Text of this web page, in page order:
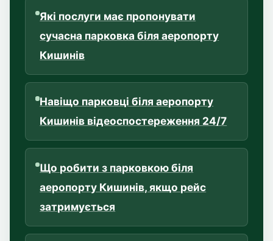
Які послуги має пропонувати
сучасна парковка біля аеропорту
Кишинів
Навіщо парковці біля аеропорту
Кишинів відеоспостереження 24/7
Що робити з парковкою біля
аеропорту Кишинів, якщо рейс
затримується